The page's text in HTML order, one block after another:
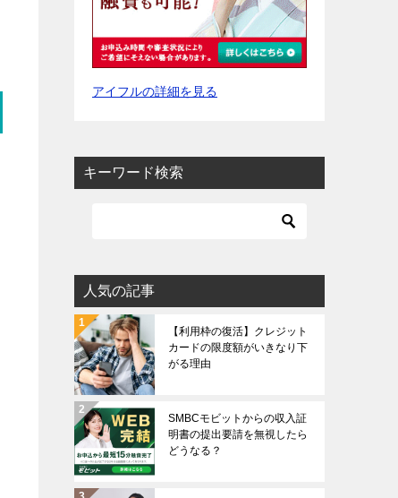
アイフルの詳細を見る
キーワード検索
人気の記事
【利用枠の復活】クレジット
カードの限度額がいきなり下
がる理由
SMBCモビットからの収入証
明書の提出要請を無視したら
どうなる？